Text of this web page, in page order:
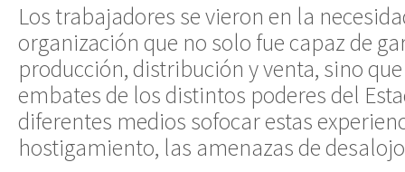
Los trabajadores se vieron en la
organización que no solo fue capaz de
producción, distribución y venta, sino
embates de los distintos poderes del
diferentes medios sofocar estas
hostigamiento, las amenazas de